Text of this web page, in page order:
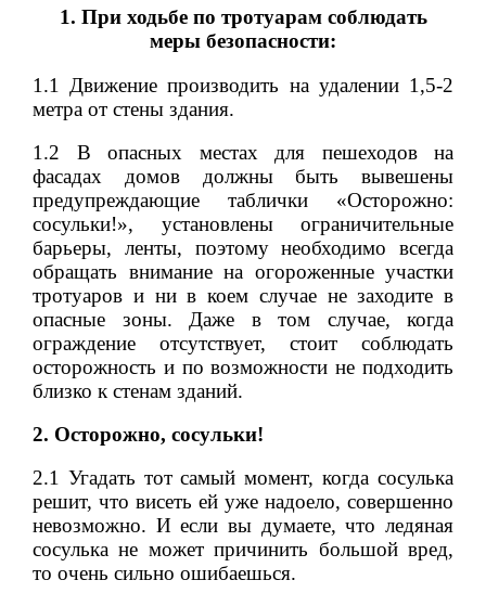
1. При ходьбе по тротуарам соблюдать
меры безопасности:
1.1 Движение производить на удалении 1,5-2
метра от стены здания.
1.2 В опасных местах для пешеходов на
фасадах домов должны быть вывешены
предупреждающие таблички «Осторожно:
сосульки!», установлены ограничительные
барьеры, ленты, поэтому необходимо всегда
обращать внимание на огороженные участки
тротуаров и ни в коем случае не заходите в
опасные зоны. Даже в том случае, когда
ограждение отсутствует, стоит соблюдать
осторожность и по возможности не подходить
близко к стенам зданий.
2. Осторожно, сосульки!
2.1 Угадать тот самый момент, когда сосулька
решит, что висеть ей уже надоело, совершенно
невозможно. И если вы думаете, что ледяная
сосулька не может причинить большой вред,
то очень сильно ошибаешься.